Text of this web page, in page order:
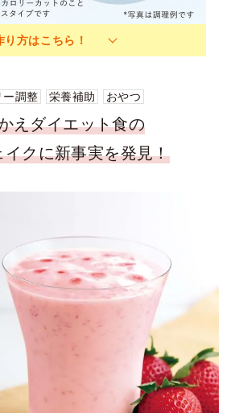
り方はこちら！
ー調整 栄養補助 おやつ
えダイエット食の
イクに新事実を発見！